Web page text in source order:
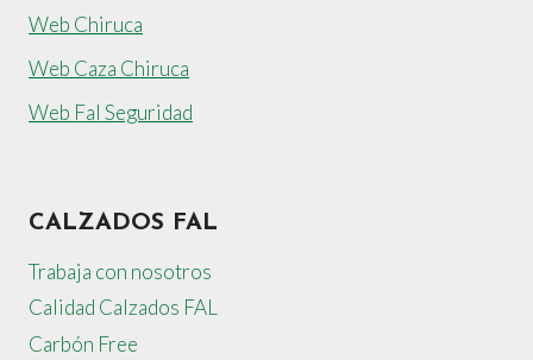
Web Chiruca
Web Caza Chiruca
Web Fal Seguridad
CALZADOS FAL
Trabaja con nosotros
Calidad Calzados FAL
Carbón Free